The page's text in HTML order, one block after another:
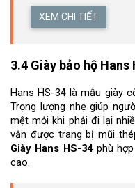
XEM CHI TIẾT
3.4 Giày bảo hộ Hans
Hans HS-34 là mẫu giày
Trọng lượng nhẹ giúp
mệt mỏi khi phải đi lại
Giày Hans HS-34 phù
cao.